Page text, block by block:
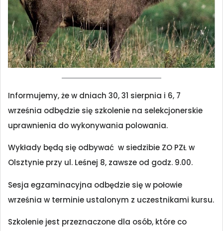
Informujemy, że w dniach 30, 31 sierpnia i 6, 7
września odbędzie się szkolenie na selekcjonerskie
uprawnienia do wykonywania polowania.
Wykłady będą się odbywać w siedzibie ZO PZŁ w
Olsztynie przy ul. Leśnej 8, zawsze od godz. 9.00.
Sesja egzaminacyjna odbędzie się w połowie
września w terminie ustalonym z uczestnikami kursu.
Szkolenie jest przeznaczone dla osób, które co